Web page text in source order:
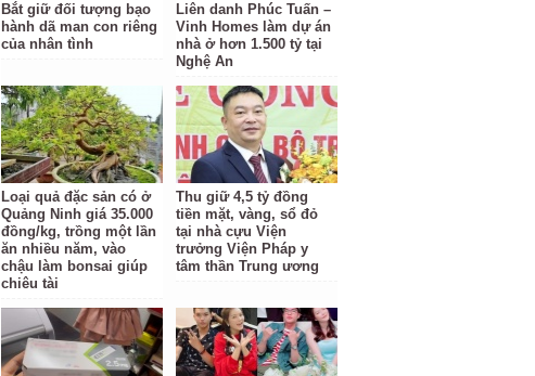
Bắt giữ đối tượng bạo
hành dã man con riêng
của nhân tình
Liên danh Phúc Tuấn –
Vinh Homes làm dự án
nhà ở hơn 1.500 tỷ tại
Nghệ An
Loại quả đặc sản có ở
Quảng Ninh giá 35.000
đồng/kg, trồng một lần
ăn nhiều năm, vào
chậu làm bonsai giúp
chiêu tài
Thu giữ 4,5 tỷ đồng
tiền mặt, vàng, sổ đỏ
tại nhà cựu Viện
trưởng Viện Pháp y
tâm thần Trung ương